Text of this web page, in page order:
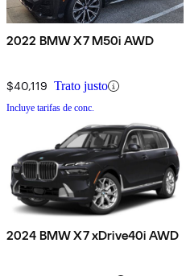
2022 BMW X7 M50i AWD
$40,119 Trato justo
Incluye tarifas de conc.
2024 BMW X7 xDrive40i AWD